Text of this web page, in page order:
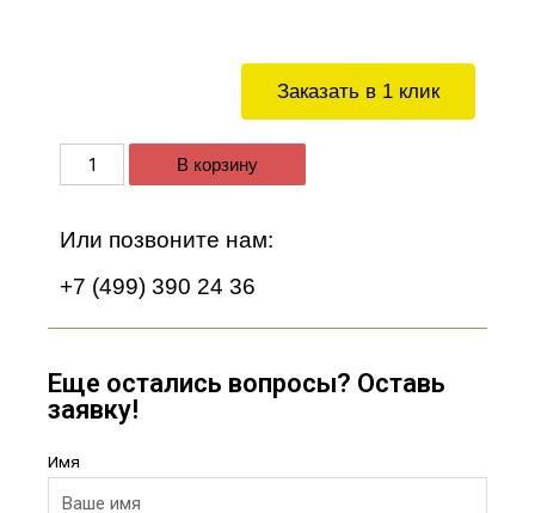
Заказать в 1 клик
В корзину
Или позвоните нам:
+7 (499) 390 24 36
Еще остались вопросы? Оставь
заявку!
Имя